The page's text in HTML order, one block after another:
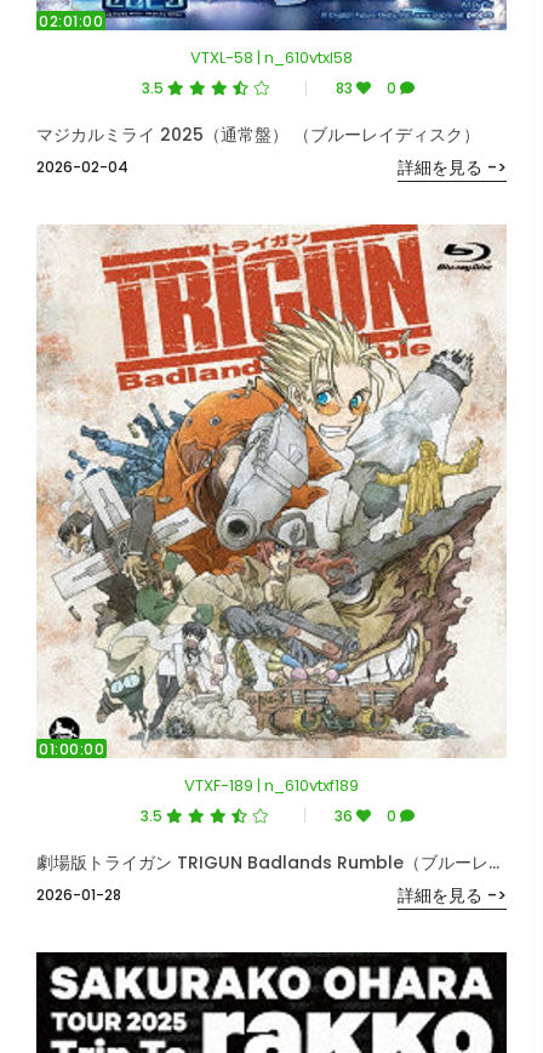
02:01:00
VTXL-58 | n_610vtxl58
3.5 83 0
2026-02-04
マジカルミライ 2025（通常盤） （ブルーレイディスク）
詳細を見る ->
01:00:00
VTXF-189 | n_610vtxf189
3.5 36 0
2026-01-28
劇場版トライガン TRIGUN Badlands Rumble（ブルーレイディスク）
詳細を見る ->